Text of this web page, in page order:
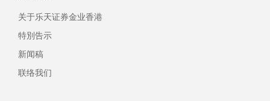
关于乐天证券金业香港
特別告示
新闻稿
联络我们